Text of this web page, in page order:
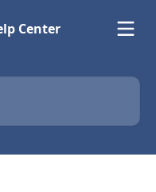
Center